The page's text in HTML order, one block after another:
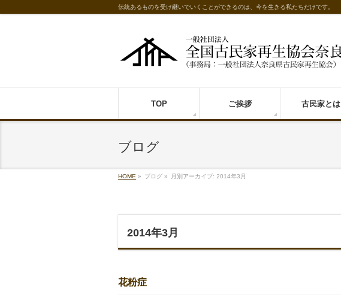
伝統あるものを受け継いでいくことができるのは、今を生きる私たちだけです。
TOP ご挨拶 古民家とは
ブログ
HOME » ブログ » 月別アーカイブ: 2014年3月
2014年3月
花粉症